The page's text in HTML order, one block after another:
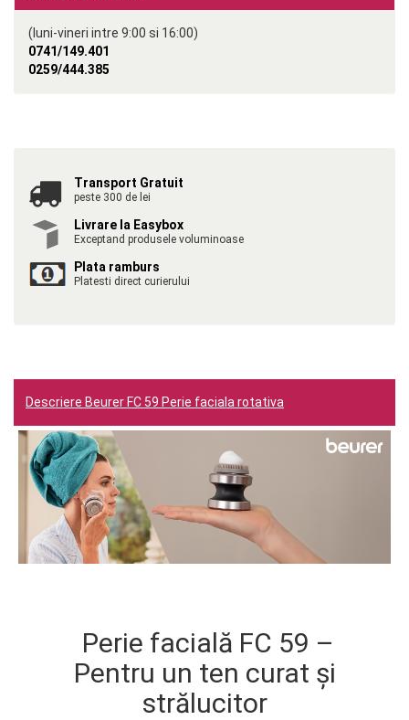
(luni-vineri intre 9:00 si 16:00)
0741/149.401
0259/444.385
Transport Gratuit
peste 300 de lei
Livrare la Easybox
Exceptand produsele voluminoase
Plata ramburs
Platesti direct curierului
Descriere Beurer FC 59 Perie faciala rotativa
Perie facială FC 59 –
Pentru un ten curat și
strălucitor